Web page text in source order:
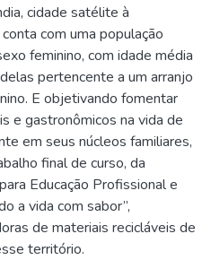
cidade satélite à
com uma população
feminino, com idade média
pertencente a um arranjo
E objetivando fomentar
e gastronômicos na vida de
em seus núcleos familiares,
final de curso, da
Educação Profissional e
a vida com sabor”,
de materiais recicláveis de
território.